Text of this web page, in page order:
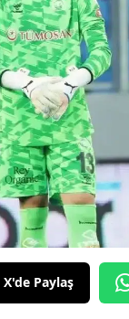
X'de Paylaş